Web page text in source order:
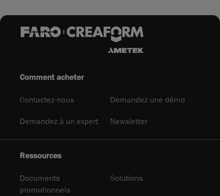
Comment acheter
Contactez-nous Demandez une démo
Demandez à un expert Newsletter
Ressources
Documents
promotionnels
Solutions